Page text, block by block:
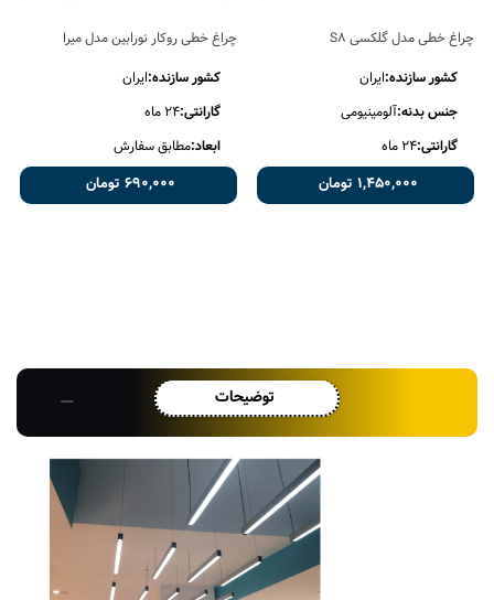
چراغ خطی مدل گلکسی S8
کشور سازنده:ایران
جنس بدنه:آلومینیومی
گارانتی:24 ماه
1,450,000 تومان
چراغ خطی روکار نورابین مدل میرا
کشور سازنده:ایران
گارانتی:24 ماه
ابعاد:مطابق سفارش
690,000 تومان
توضیحات